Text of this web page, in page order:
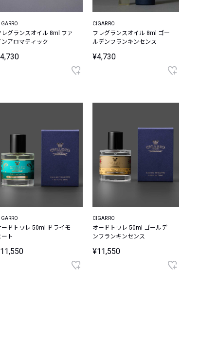
レグランスオイル 8ml ファ
ンアロマティック
CIGARRO
フレグランスオイル 8ml ゴー
ルデンフランキンセンス
¥4,730
ードトワレ 50ml ドライモ
ート
CIGARRO
オードトワレ 50ml ゴールデ
ンフランキンセンス
¥11,550